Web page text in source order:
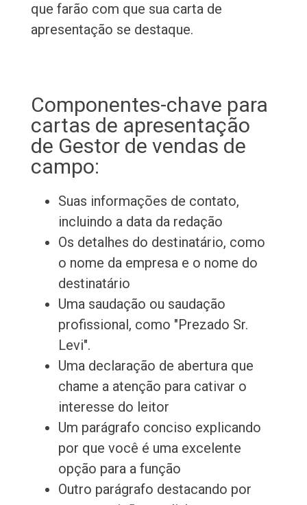
que farão com que sua carta de
apresentação se destaque.
Componentes-chave para
cartas de apresentação
de Gestor de vendas de
campo:
Suas informações de contato,
incluindo a data da redação
Os detalhes do destinatário, como
o nome da empresa e o nome do
destinatário
Uma saudação ou saudação
profissional, como "Prezado Sr.
Levi".
Uma declaração de abertura que
chame a atenção para cativar o
interesse do leitor
Um parágrafo conciso explicando
por que você é uma excelente
opção para a função
Outro parágrafo destacando por